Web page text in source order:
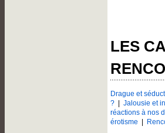
LES
Drague et
?
Jalousie et
réactions à nos
érotisme